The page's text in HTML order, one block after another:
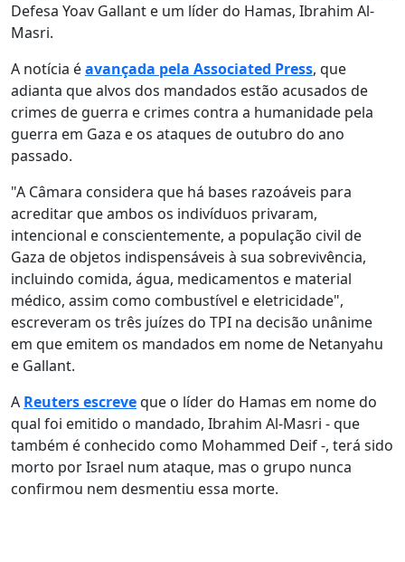
Defesa Yoav Gallant e um líder do Hamas, Ibrahim Al-
Masri.
A notícia éavançada pela Associated Press, que
adianta que alvos dos mandados estão acusados de
crimes de guerra e crimes contra a humanidade pela
guerra em Gaza e os ataques de outubro do ano
passado.
"A Câmara considera que há bases razoáveis para
acreditar que ambos os indivíduos privaram,
intencional e conscientemente, a população civil de
Gaza de objetos indispensáveis à sua sobrevivência,
incluindo comida, água, medicamentos e material
médico, assim como combustível e eletricidade",
escreveram os três juízes do TPI na decisão unânime
em que emitem os mandados em nome de Netanyahu
e Gallant.
A Reuters escreveque o líder do Hamas em nome do
qual foi emitido o mandado, Ibrahim Al-Masri - que
também é conhecido como Mohammed Deif -, terá sido
morto por Israel num ataque, mas o grupo nunca
confirmou nem desmentiu essa morte.